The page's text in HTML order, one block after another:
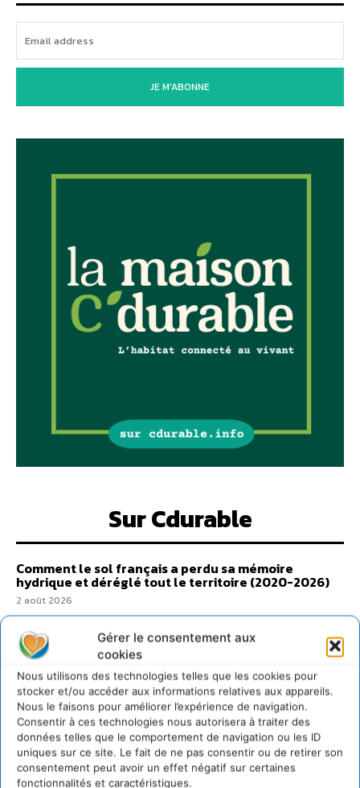
Gérer le consentement aux
cookies
Nous utilisons des technologies telles que les cookies pour
stocker et/ou accéder aux informations relatives aux appareils.
Nous le faisons pour améliorer l’expérience de navigation.
Consentir à ces technologies nous autorisera à traiter des
données telles que le comportement de navigation ou les ID
uniques sur ce site. Le fait de ne pas consentir ou de retirer son
consentement peut avoir un effet négatif sur certaines
fonctionnalités et caractéristiques.
JE M'ABONNE
Sur Cdurable
Comment le sol français a perdu sa mémoire
hydrique et déréglé tout le territoire (2020-2026)
2 août 2026
non humaines avec les communs de Zoepolis
30 juillet 2026
Un kit citoyen pour lever les freins au
développement des forêts comestibles dans nos
villes
29 juillet 2026
L’éco-anxiété informe et l’éco-lucidité transforme
28 juillet 2026